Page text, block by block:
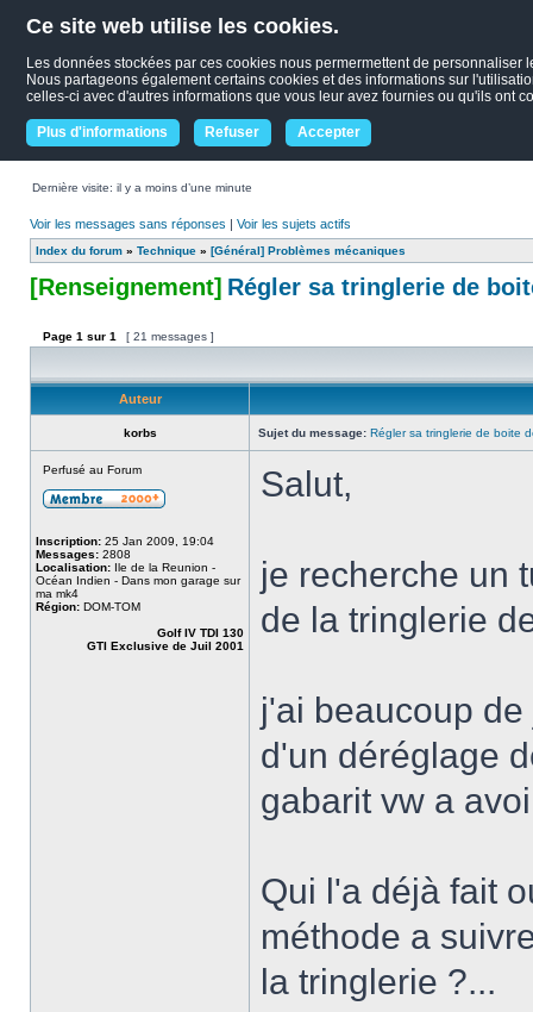
Ce site web utilise les cookies.
Les données stockées par ces cookies nous permermettent de
Nous partageons également certains cookies et des informations sur
celles-ci avec d'autres informations que vous leur avez fournies ou qu'ils ont
Plus d'informations Refuser Accepter
Dernière visite: il y a moins d’une minute
Voir les messages sans réponses | Voir les sujets actifs
Index du forum » Technique » [Général] Problèmes mécaniques
[Renseignement] Régler sa tringlerie de
Page 1 sur 1 [ 21 messages ]
Auteur
korbs Sujet du message: Régler sa tringlerie de boite
Perfusé au Forum
Inscription: 25 Jan 2009, 19:04
Messages: 2808
Localisation: Ile de la Reunion -
Océan Indien - Dans mon garage sur
ma mk4
Région: DOM-TOM
Golf IV TDI 130
GTI Exclusive de Juil 2001
Salut,
je recherche un
de la tringlerie
j'ai beaucoup
d'un déréglage
gabarit vw a
Qui l'a déjà fait
méthode a
la tringlerie ?...